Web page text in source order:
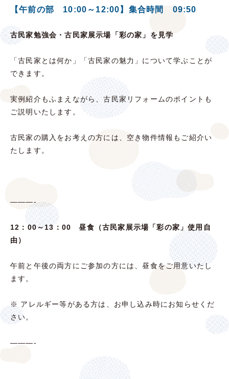
【午前の部 10:00～12:00】集合時間 09:50
古民家勉強会・古民家展示場「彩の家」を見学
「古民家とは何か」「古民家の魅力」について学ぶことが
できます。
実例紹介もふまえながら、古民家リフォームのポイントも
ご説明いたします。
古民家の購入をお考えの方には、空き物件情報もご紹介い
たします。
———-
12：00～13：00 昼食（古民家展示場「彩の家」使用自
由）
午前と午後の両方にご参加の方には、昼食をご用意いたし
ます。
※ アレルギー等がある方は、お申し込み時にお知らせくだ
さい。
———-